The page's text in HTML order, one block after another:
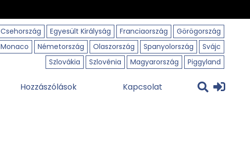
Csehország Egyesült Királyság Franciaország
Görögország
Monaco Németország Olaszország Spanyolország
Svájc
Szlovákia
Szlovénia Magyarország Piggyland
Hozzászólások Kapcsolat